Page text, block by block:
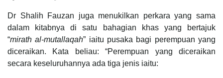
Dr Shalih Fauzan juga menukilkan perkara yang sama
dalam kitabnya di satu bahagian khas yang bertajuk
“mirath al-mutallaqah” iaitu pusaka bagi perempuan yang
diceraikan. Kata beliau: “Perempuan yang diceraikan
secara keseluruhannya ada tiga jenis iaitu: